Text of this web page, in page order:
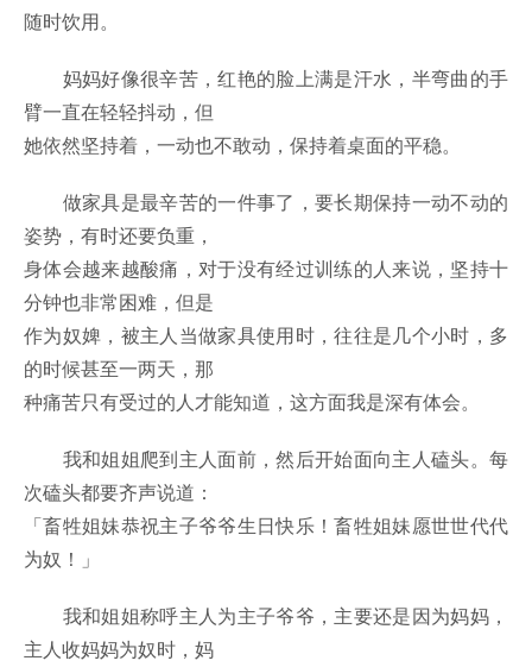
随时饮用。
妈妈好像很辛苦，红艳的脸上满是汗水，半弯曲的手
臂一直在轻轻抖动，但
她依然坚持着，一动也不敢动，保持着桌面的平稳。
做家具是最辛苦的一件事了，要长期保持一动不动的
姿势，有时还要负重，
身体会越来越酸痛，对于没有经过训练的人来说，坚持十
分钟也非常困难，但是
作为奴婢，被主人当做家具使用时，往往是几个小时，多
的时候甚至一两天，那
种痛苦只有受过的人才能知道，这方面我是深有体会。
我和姐姐爬到主人面前，然后开始面向主人磕头。每
次磕头都要齐声说道：
「畜牲姐妹恭祝主子爷爷生日快乐！畜牲姐妹愿世世代代
为奴！」
我和姐姐称呼主人为主子爷爷，主要还是因为妈妈，
主人收妈妈为奴时，妈